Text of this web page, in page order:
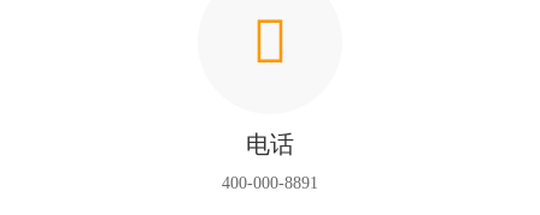

电话
400-000-8891